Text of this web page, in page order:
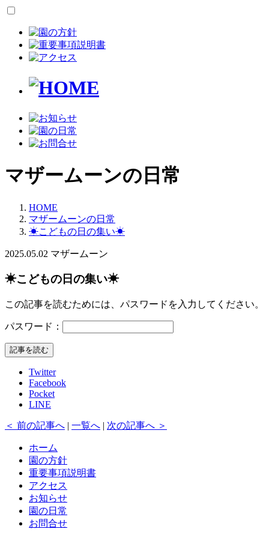
マザームーンの日常
HOME
マザームーンの日常
☀こどもの日の集い☀
2025.05.02 マザームーン
☀こどもの日の集い☀
この記事を読むためには、パスワードを入力してください。
パスワード：
記事を読む
Twitter
Facebook
Pocket
LINE
＜ 前の記事へ | 一覧へ | 次の記事へ ＞
ホーム
園の方針
重要事項説明書
アクセス
お知らせ
園の日常
お問合せ